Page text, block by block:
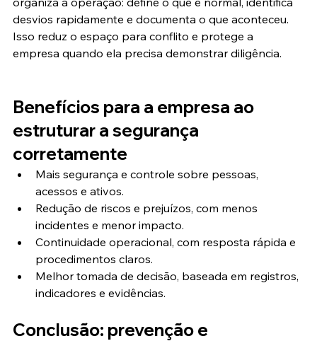
desvios rapidamente e documenta o que aconteceu.
Isso reduz o espaço para conflito e protege a
empresa quando ela precisa demonstrar diligência.
Benefícios para a empresa ao
estruturar a segurança
corretamente
Mais segurança e controle sobre pessoas,
acessos e ativos.
Redução de riscos e prejuízos, com menos
incidentes e menor impacto.
Continuidade operacional, com resposta rápida e
procedimentos claros.
Melhor tomada de decisão, baseada em registros,
indicadores e evidências.
Conclusão: prevenção e